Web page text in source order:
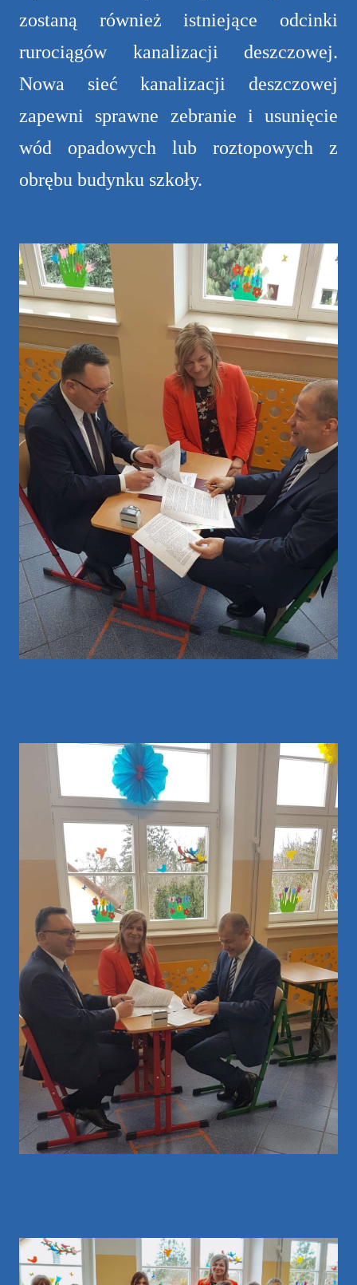
zostaną również istniejące odcinki
rurociągów kanalizacji deszczowej.
Nowa sieć kanalizacji deszczowej
zapewni sprawne zebranie i usunięcie
wód opadowych lub roztopowych z
obrębu budynku szkoły.